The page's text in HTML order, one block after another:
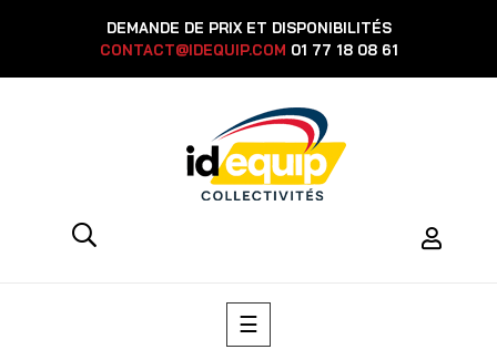
DEMANDE DE PRIX ET DISPONIBILITÉS
CONTACT@IDEQUIP.COM 01 77 18 08 61
Toggle
navigation
☰